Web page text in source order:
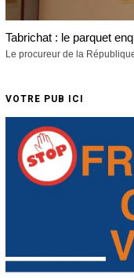
Tabrichat : le parquet
Le procureur de la
VOTRE PUB ICI